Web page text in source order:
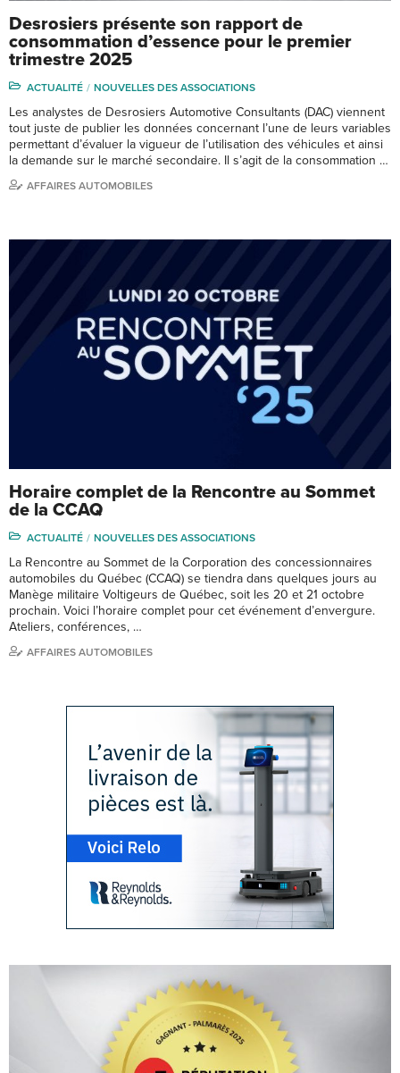
Desrosiers présente son rapport de
consommation d’essence pour le premier
trimestre 2025
ACTUALITÉ NOUVELLES DES ASSOCIATIONS
Les analystes de Desrosiers Automotive Consultants (DAC) viennent
tout juste de publier les données concernant l’une de leurs variables
permettant d’évaluer la vigueur de l’utilisation des véhicules et ainsi
la demande sur le marché secondaire. Il s’agit de la consommation …
AFFAIRES AUTOMOBILES
Horaire complet de la Rencontre au Sommet
de la CCAQ
ACTUALITÉ NOUVELLES DES ASSOCIATIONS
La Rencontre au Sommet de la Corporation des concessionnaires
automobiles du Québec (CCAQ) se tiendra dans quelques jours au
Manège militaire Voltigeurs de Québec, soit les 20 et 21 octobre
prochain. Voici l’horaire complet pour cet événement d’envergure.
Ateliers, conférences, …
AFFAIRES AUTOMOBILES